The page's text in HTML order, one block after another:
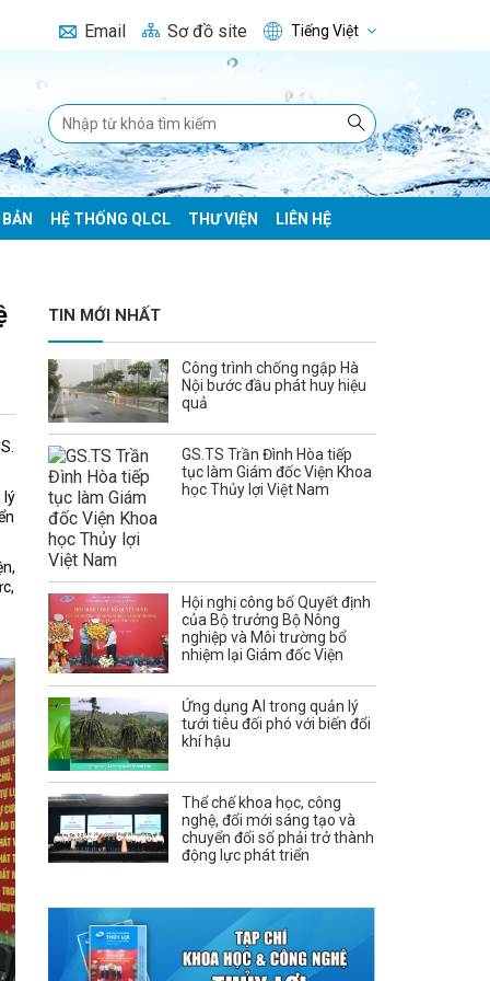
Email Sơ đồ site Tiếng Việt
HỆ THỐNG QLCL THƯ VIỆN LIÊN HỆ
lý
TIN MỚI NHẤT
Công trình chống ngập Hà
Nội bước đầu phát huy hiệu
quả
GS.TS Trần Đình Hòa tiếp
tục làm Giám đốc Viện Khoa
học Thủy lợi Việt Nam
Hội nghị công bố Quyết định
của Bộ trưởng Bộ Nông
nghiệp và Môi trường bổ
nhiệm lại Giám đốc Viện
Ứng dụng AI trong quản lý
tưới tiêu đối phó với biến đổi
khí hậu
Thể chế khoa học, công
nghệ, đổi mới sáng tạo và
chuyển đổi số phải trở thành
động lực phát triển